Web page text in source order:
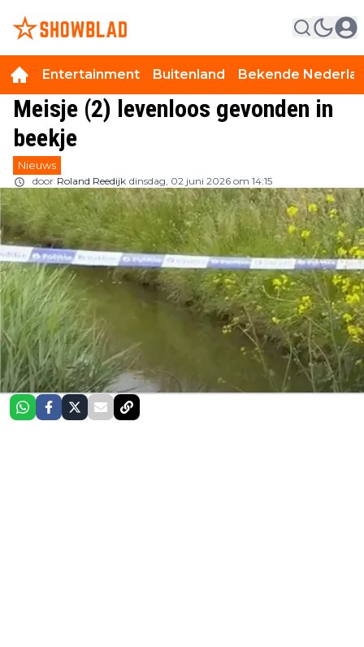
Entertainment Buitenland Bekende
Meisje (2) levenloos gevonden in
beekje
Nieuws
door Roland Reedijk dinsdag, 02 juni 2026 om 14:15